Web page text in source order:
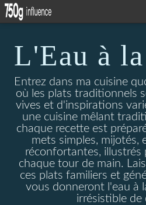
L'Eau à
Entrez dans ma cuisine
où les plats traditionnels
vives et d'inspirations
une cuisine mêlant
chaque recette est
mets simples, mijotés,
réconfortantes, illustrés
chaque tour de main.
ces plats familiers et
vous donneront l'eau à
irrésistible de